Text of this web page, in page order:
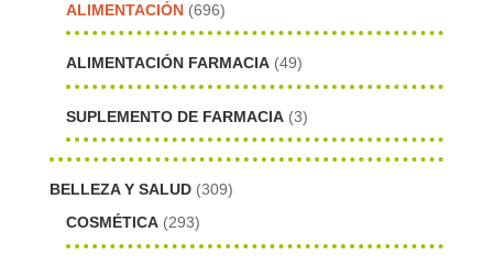
ALIMENTACIÓN (696)
ALIMENTACIÓN FARMACIA (49)
SUPLEMENTO DE FARMACIA (3)
BELLEZA Y SALUD (309)
COSMÉTICA (293)